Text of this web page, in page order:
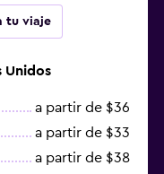
tu viaje
Unidos
a partir de $36
a partir de $33
a partir de $38